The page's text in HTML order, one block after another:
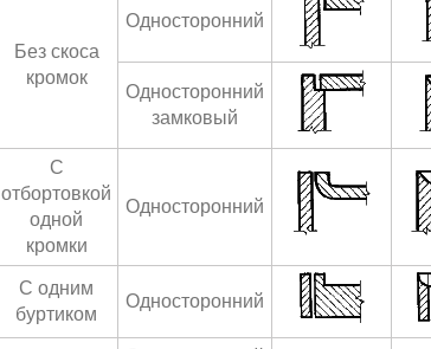
Без скоса
кромок
Односторонний
Односторонний
замковый
С
отбортовкой
одной
кромки
Односторонний
С одним
буртиком
Односторонний